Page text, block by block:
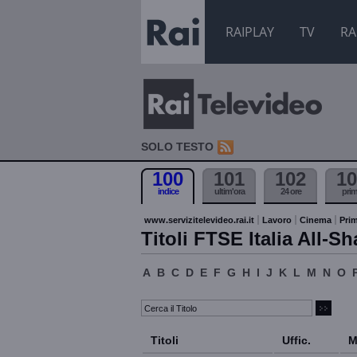
RAIPLAY TV
SOLO TESTO
100
indice
101
ultim'ora
102
24 ore
www.servizitelevideo.rai.it Lavoro Cinema
Titoli FTSE Italia All-
A B C D E F G H I J K L M N O
Titoli Uffic.